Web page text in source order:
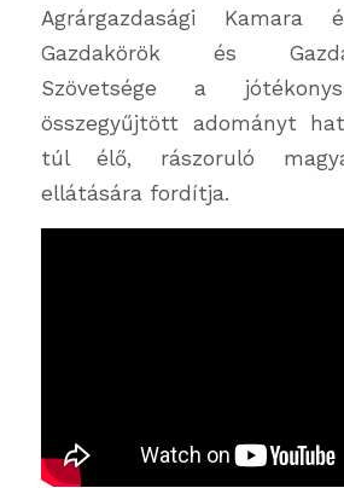
Agrárgazdasági
Gazdakörök és
Szövetsége a
összegyűjtött adományt
túl élő, rászoruló
ellátására fordítja.